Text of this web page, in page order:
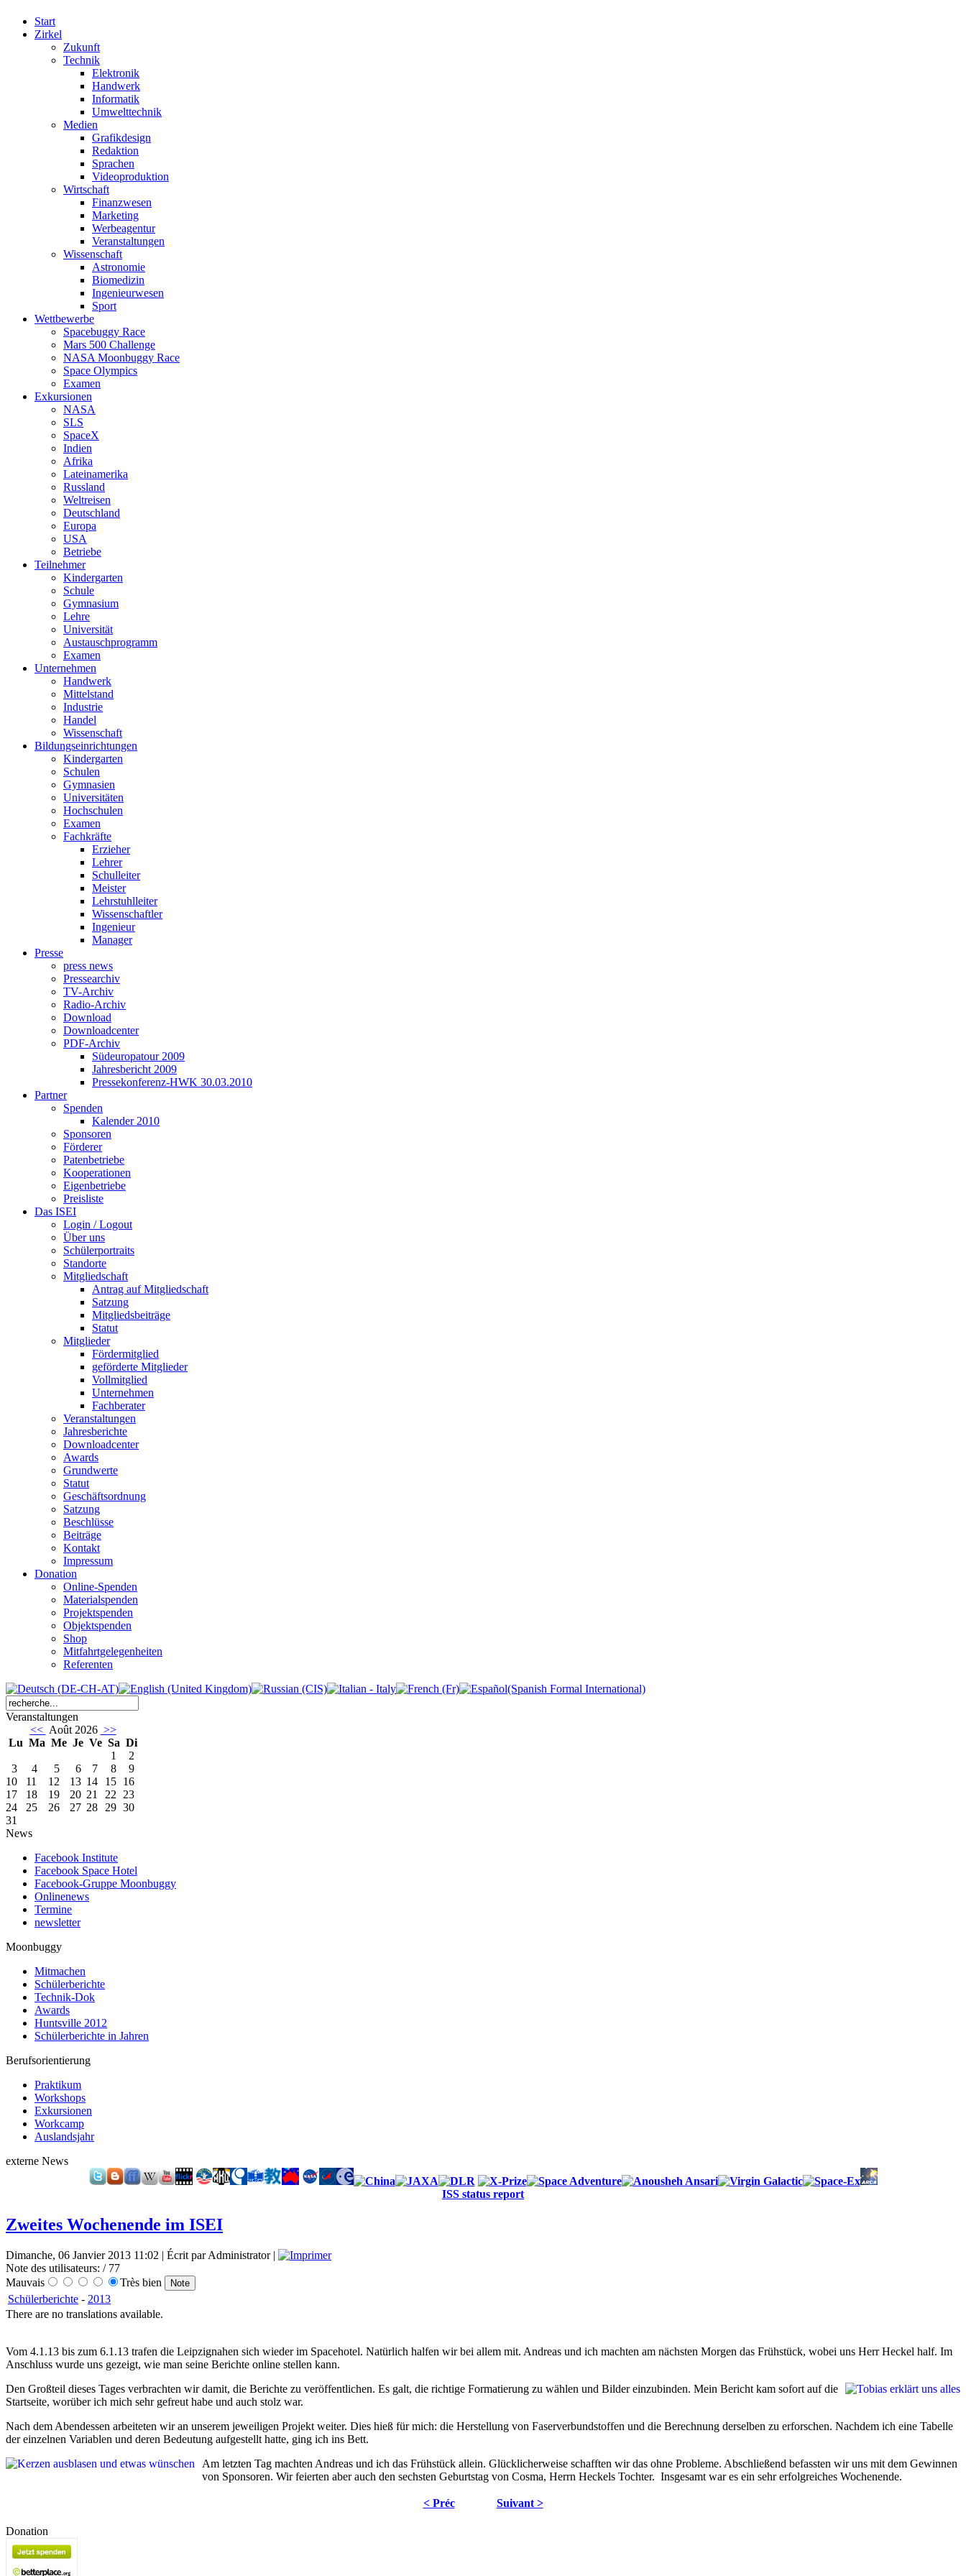
Start
Zirkel
Zukunft
Technik
Elektronik
Handwerk
Informatik
Umwelttechnik
Medien
Grafikdesign
Redaktion
Sprachen
Videoproduktion
Wirtschaft
Finanzwesen
Marketing
Werbeagentur
Veranstaltungen
Wissenschaft
Astronomie
Biomedizin
Ingenieurwesen
Sport
Wettbewerbe
Spacebuggy Race
Mars 500 Challenge
NASA Moonbuggy Race
Space Olympics
Examen
Exkursionen
NASA
SLS
SpaceX
Indien
Afrika
Lateinamerika
Russland
Weltreisen
Deutschland
Europa
USA
Betriebe
Teilnehmer
Kindergarten
Schule
Gymnasium
Lehre
Universität
Austauschprogramm
Examen
Unternehmen
Handwerk
Mittelstand
Industrie
Handel
Wissenschaft
Bildungseinrichtungen
Kindergarten
Schulen
Gymnasien
Universitäten
Hochschulen
Examen
Fachkräfte
Erzieher
Lehrer
Schulleiter
Meister
Lehrstuhlleiter
Wissenschaftler
Ingenieur
Manager
Presse
press news
Pressearchiv
TV-Archiv
Radio-Archiv
Download
Downloadcenter
PDF-Archiv
Südeuropatour 2009
Jahresbericht 2009
Pressekonferenz-HWK 30.03.2010
Partner
Spenden
Kalender 2010
Sponsoren
Förderer
Patenbetriebe
Kooperationen
Eigenbetriebe
Preisliste
Das ISEI
Login / Logout
Über uns
Schülerportraits
Standorte
Mitgliedschaft
Antrag auf Mitgliedschaft
Satzung
Mitgliedsbeiträge
Statut
Mitglieder
Fördermitglied
geförderte Mitglieder
Vollmitglied
Unternehmen
Fachberater
Veranstaltungen
Jahresberichte
Downloadcenter
Awards
Grundwerte
Statut
Geschäftsordnung
Satzung
Beschlüsse
Beiträge
Kontakt
Impressum
Donation
Online-Spenden
Materialspenden
Projektspenden
Objektspenden
Shop
Mitfahrtgelegenheiten
Referenten
Veranstaltungen
<< Août 2026 >>
Lu Ma Me Je Ve Sa Di
1
2
3
4 5 6 7 8
9
10
11 12 13 14 15 16
17
18 19 20 21 22 23
24
25 26 27 28 29 30
31
News
Facebook Institute
Facebook Space Hotel
Facebook-Gruppe Moonbuggy
Onlinenews
Termine
newsletter
Moonbuggy
Mitmachen
Schülerberichte
Technik-Dok
Awards
Huntsville 2012
Schülerberichte in Jahren
Berufsorientierung
Praktikum
Workshops
Exkursionen
Workcamp
Auslandsjahr
externe News
ISS status report
Zweites Wochenende im ISEI
Dimanche, 06 Janvier 2013 11:02 | Écrit par Administrator |
Note des utilisateurs: / 77
Mauvais
Très bien
Schülerberichte - 2013
There are no translations available.
Vom 4.1.13 bis zum 6.1.13 trafen die Leipzignahen sich wieder im Spacehotel. Natürlich halfen wir bei allem mit. Andreas und ich machten am nächsten Morgen das Frühstück, wobei uns Herr Heckel half. Im
Anschluss wurde uns gezeigt, wie man seine Berichte online stellen kann.
Den Großteil dieses Tages verbrachten wir damit, die Berichte zu veröffentlichen. Es galt, die richtige Formatierung zu wählen und Bilder einzubinden. Mein Bericht kam sofort auf die
Startseite, worüber ich mich sehr gefreut habe und auch stolz war.
Nach dem Abendessen arbeiteten wir an unserem jeweiligen Projekt weiter. Dies hieß für mich: die Herstellung von Faserverbundstoffen und die Berechnung derselben zu erforschen. Nachdem ich eine Tabelle
der einzelnen Variablen und deren Bedeutung aufgestellt hatte, ging ich ins Bett.
Am letzten Tag machten Andreas und ich das Frühstück allein. Glücklicherweise schafften wir das ohne Probleme. Abschließend befassten wir uns mit dem Gewinnen
von Sponsoren. Wir feierten aber auch den sechsten Geburtstag von Cosma, Herrn Heckels Tochter. Insgesamt war es ein sehr erfolgreiches Wochenende.
< Préc Suivant >
Donation